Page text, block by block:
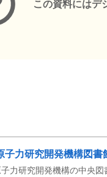
この資料にはデ
子力研究開発機構図書
子力研究開発機構の中央